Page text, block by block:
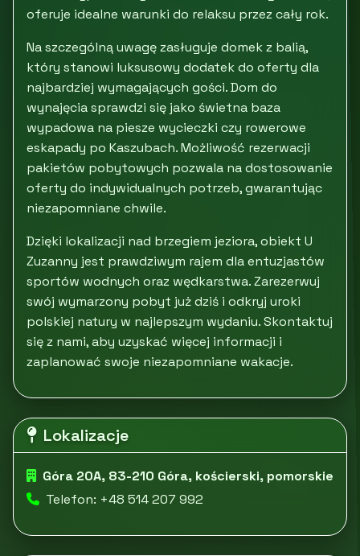
oferuje idealne warunki do relaksu przez cały rok.
Na szczególną uwagę zasługuje domek z balią,
który stanowi luksusowy dodatek do oferty dla
najbardziej wymagających gości. Dom do
wynajęcia sprawdzi się jako świetna baza
wypadowa na piesze wycieczki czy rowerowe
eskapady po Kaszubach. Możliwość rezerwacji
pakietów pobytowych pozwala na dostosowanie
oferty do indywidualnych potrzeb, gwarantując
niezapomniane chwile.
Dzięki lokalizacji nad brzegiem jeziora, obiekt U
Zuzanny jest prawdziwym rajem dla entuzjastów
sportów wodnych oraz wędkarstwa. Zarezerwuj
swój wymarzony pobyt już dziś i odkryj uroki
polskiej natury w najlepszym wydaniu. Skontaktuj
się z nami, aby uzyskać więcej informacji i
zaplanować swoje niezapomniane wakacje.
Lokalizacje
Góra 20A, 83-210 Góra, kościerski, pomorskie
Telefon: +48 514 207 992